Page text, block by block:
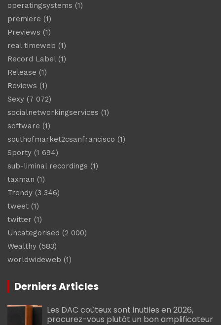
operatingsystems (1)
premiere (1)
Previews (1)
real timeweb (1)
Record Label(1)
Release (1)
Reviews (1)
Sexy (7 072)
socialnetworkingservices (1)
software (1)
southofmarket2csanfrancisco (1)
Sporty (1 694)
sub-liminal recordings (1)
taxman (1)
Trendy (3 346)
tweet (1)
twitter (1)
Uncategorised (2 000)
Wealthy (583)
worldwideweb (1)
Derniers Articles
Les DAC coûteux sont inutiles en 2026,
procurez-vous plutôt un bon amplificateur